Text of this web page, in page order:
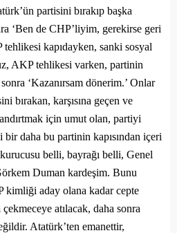
partisini bırakıp başka
‘Ben de CHP’liyim, gerekirse geri
kapıdayken, sanki sosyal
AKP tehlikesi varken, partinin
‘Kazanırsam dönerim.’ Onlar
bırakan, karşısına geçen ve
için umut olan, partiyi
daha bu partinin kapısından içeri
belli, bayrağı belli, Genel
Duman kardeşim. Bunu
kimliği aday olana kadar cepte
atılacak, daha sonra
Atatürk’ten emanettir,